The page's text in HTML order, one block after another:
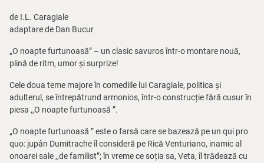
de I.L. Caragiale
adaptare de Dan Bucur
„O noapte furtunoasă” – un clasic savuros într-o montare nouă,
plină de ritm, umor și surprize!
Cele doua teme majore în comediile lui Caragiale, politica și
adulterul, se întrepătrund armonios, într-o construcție fără cusur în
piesa ,,O noapte furtunoasă ”.
„O noapte furtunoasă ” este o farsă care se bazează pe un qui pro
quo: jupân Dumitrache îl consideră pe Rică Venturiano, inamic al
onoarei sale ,,de familist”; în vreme ce soția sa, Veta, îl trădează cu